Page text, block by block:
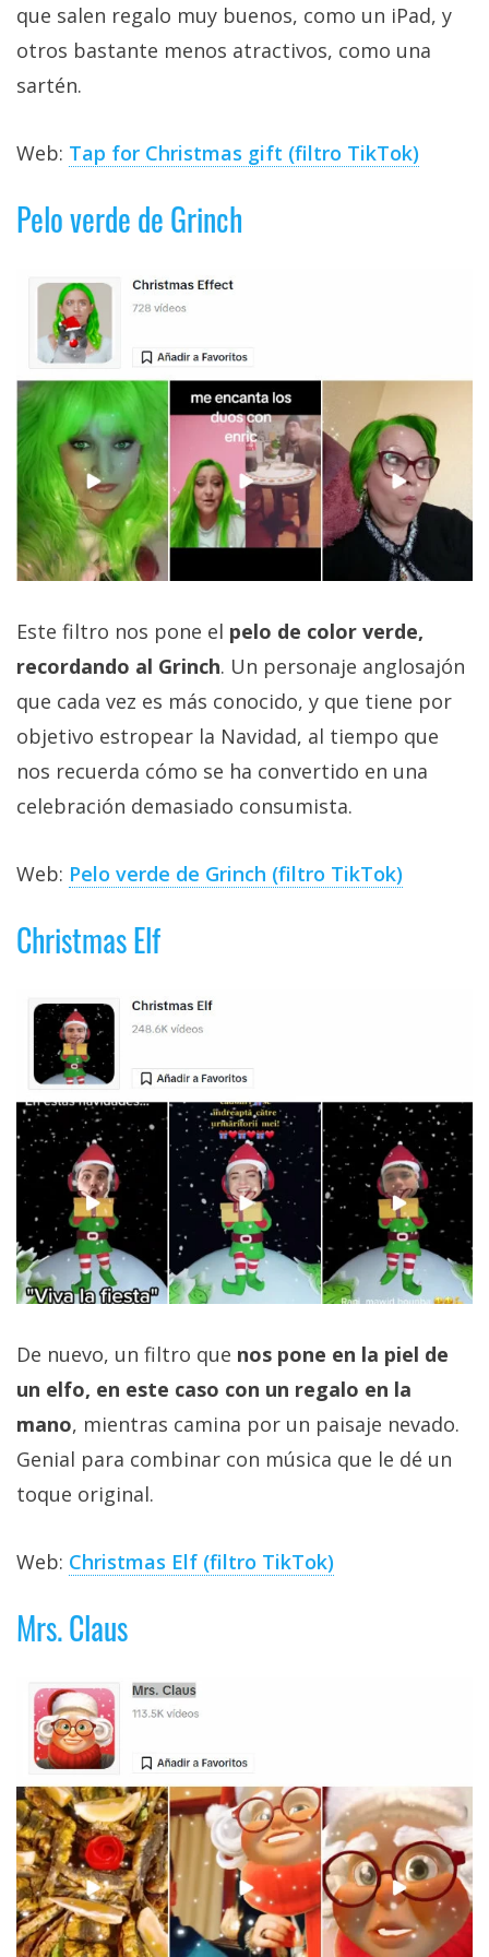
que salen regalo muy buenos, como un iPad, y
otros bastante menos atractivos, como una
sartén.
Web: Tap for Christmas gift (filtro TikTok)
Pelo verde de Grinch
Este filtro nos pone el pelo de color verde,
recordando al Grinch. Un personaje anglosajón
que cada vez es más conocido, y que tiene por
objetivo estropear la Navidad, al tiempo que
nos recuerda cómo se ha convertido en una
celebración demasiado consumista.
Web: Pelo verde de Grinch (filtro TikTok)
Christmas Elf
De nuevo, un filtro que nos pone en la piel de
un elfo, en este caso con un regalo en la
mano, mientras camina por un paisaje nevado.
Genial para combinar con música que le dé un
toque original.
Web: Christmas Elf (filtro TikTok)
Mrs. Claus